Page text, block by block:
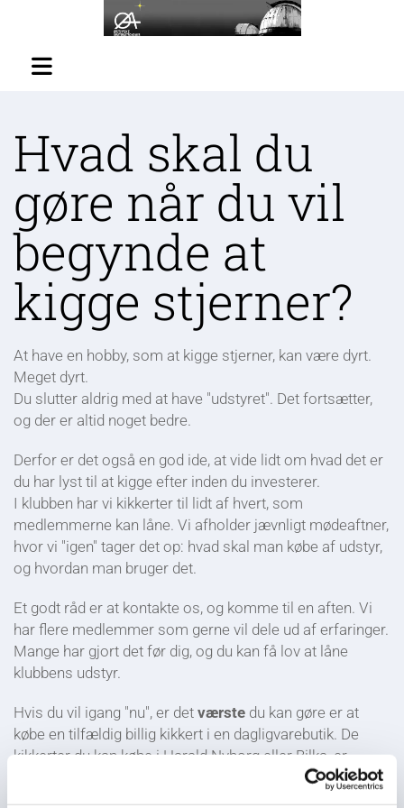
Hvad skal du
gøre når du vil
begynde at
kigge stjerner?
At have en hobby, som at kigge stjerner, kan være dyrt.
Meget dyrt.
Du slutter aldrig med at have "udstyret". Det fortsætter,
og der er altid noget bedre.
Derfor er det også en god ide, at vide lidt om hvad det er
du har lyst til at kigge efter inden du investerer.
I klubben har vi kikkerter til lidt af hvert, som
medlemmerne kan låne. Vi afholder jævnligt mødeaftner,
hvor vi "igen" tager det op: hvad skal man købe af udstyr,
og hvordan man bruger det.
Et godt råd er at kontakte os, og komme til en aften. Vi
har flere medlemmer som gerne vil dele ud af erfaringer.
Mange har gjort det før dig, og du kan få lov at låne
klubbens udstyr.
Hvis du vil igang "nu", er det værste du kan gøre er at
købe en tilfældig billig kikkert i en dagligvarebutik. De
kikkerter du kan købe i Harald Nyborg eller Bilka, er
måske lavet ud fra et godt ønske om at lave en billig